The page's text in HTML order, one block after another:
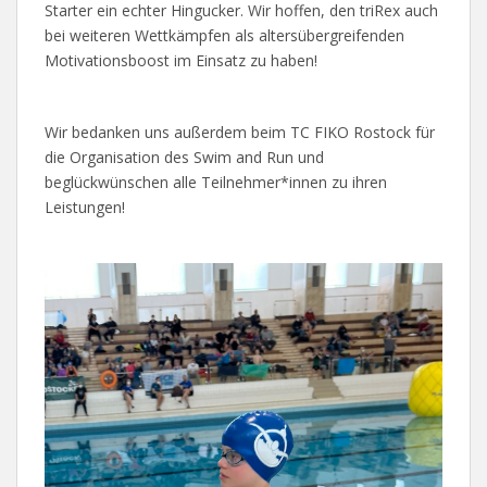
Starter ein echter Hingucker. Wir hoffen, den triRex auch
bei weiteren Wettkämpfen als altersübergreifenden
Motivationsboost im Einsatz zu haben!
Wir bedanken uns außerdem beim TC FIKO Rostock für
die Organisation des Swim and Run und
beglückwünschen alle Teilnehmer*innen zu ihren
Leistungen!